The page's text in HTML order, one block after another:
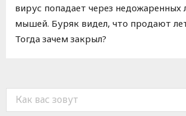
вирус попадает через недожаренных
мышей. Буряк видел, что продают
Тогда зачем закрыл?